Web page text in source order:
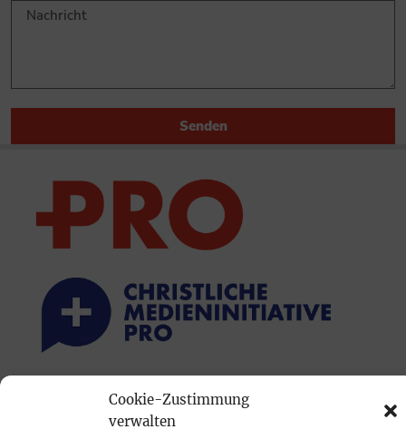
Cookie-Zustimmung
verwalten
Senden
PRINTAUSGABE
Mediadaten